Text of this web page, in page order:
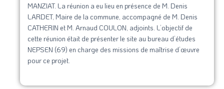
MANZIAT. La réunion a eu lieu en présence de M. Denis
LARDET, Maire de la commune, accompagné de M. Denis
CATHERIN et M. Arnaud COULON, adjoints. L’objectif de
cette réunion était de présenter le site au bureau d’études
NEPSEN (69) en charge des missions de maîtrise d’œuvre
pour ce projet.